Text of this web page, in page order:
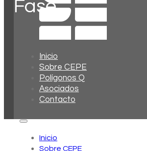
Inicio
Sobre CEPE
Polígonos Q
Asociados
Contacto
Inicio
Sobre CEPE
Fase